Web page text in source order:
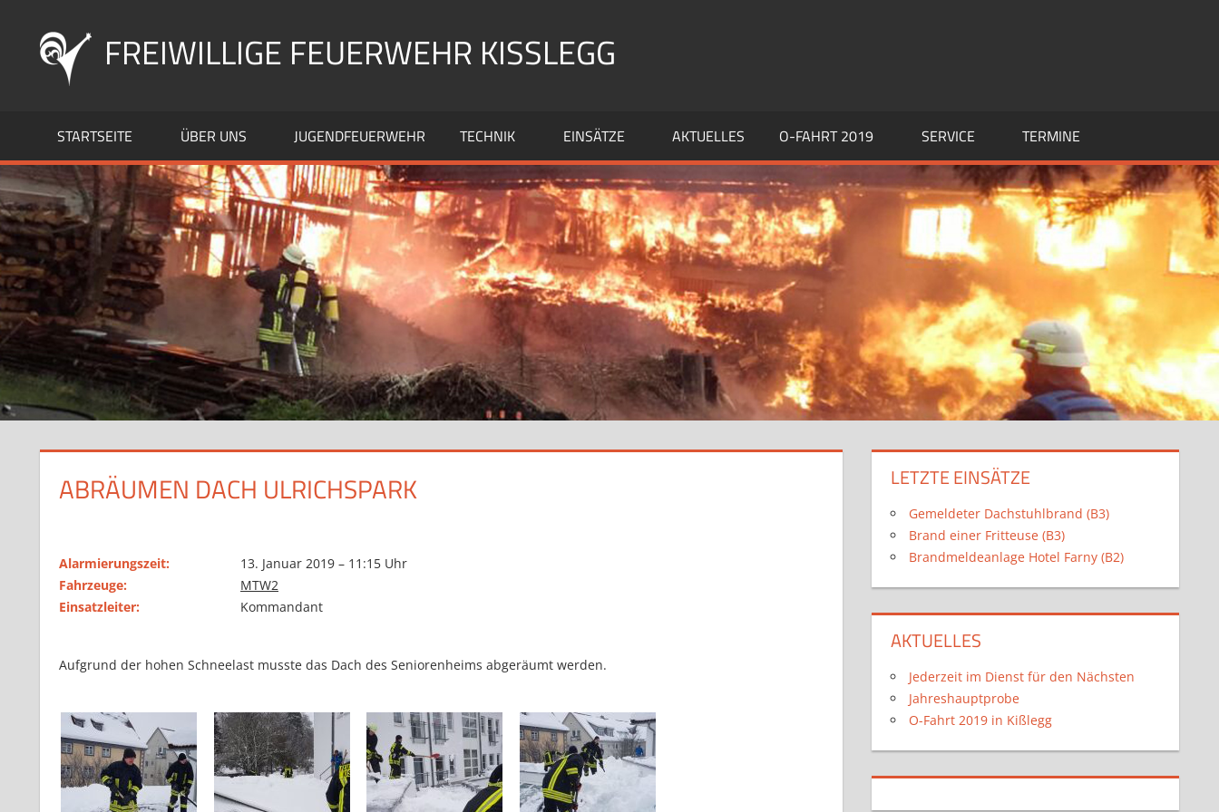
springen
FREIWILLIGE FEUERWEHR KISSLEGG
STARTSEITE ÜBER UNS JUGENDFEUERWEHR TECHNIK EINSÄTZE AKTUELLES O-FAHRT 2019 SERVICE TERMINE
ABRÄUMEN DACH ULRICHSPARK
Alarmierungszeit:
13. Januar 2019 – 11:15 Uhr
Fahrzeuge:
MTW2
Einsatzleiter:
Kommandant
Aufgrund der hohen Schneelast musste das Dach des Seniorenheims abgeräumt werden.
LETZTE EINSÄTZE
Gemeldeter Dachstuhlbrand (B3)
Brand einer Fritteuse (B3)
Brandmeldeanlage Hotel Farny (B2)
AKTUELLES
Jederzeit im Dienst für den Nächsten
Jahreshauptprobe
O-Fahrt 2019 in Kißlegg